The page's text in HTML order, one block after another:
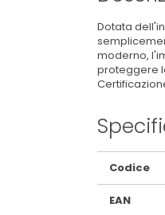
Dotata
moderno,
proteggere
Maggiori
Informazioni
Codice
EAN